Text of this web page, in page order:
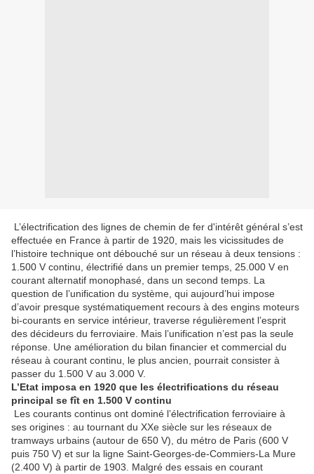
L’électrification des lignes de chemin de fer d'intérêt général s’est
effectuée en France à partir de 1920, mais les vicissitudes de
l’histoire technique ont débouché sur un réseau à deux tensions :
1.500 V continu, électrifié dans un premier temps, 25.000 V en
courant alternatif monophasé, dans un second temps. La
question de l’unification du système, qui aujourd’hui impose
d’avoir presque systématiquement recours à des engins moteurs
bi-courants en service intérieur, traverse régulièrement l’esprit
des décideurs du ferroviaire. Mais l’unification n’est pas la seule
réponse. Une amélioration du bilan financier et commercial du
réseau à courant continu, le plus ancien, pourrait consister à
passer du 1.500 V au 3.000 V.
L’Etat imposa en 1920 que les électrifications du réseau
principal se fît en 1.500 V continu
Les courants continus ont dominé l’électrification ferroviaire à
ses origines : au tournant du XXe siècle sur les réseaux de
tramways urbains (autour de 650 V), du métro de Paris (600 V
puis 750 V) et sur la ligne Saint-Georges-de-Commiers-La Mure
(2.400 V) à partir de 1903. Malgré des essais en courant